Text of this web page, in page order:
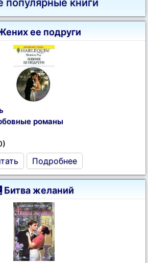
популярные книги
ее подруги
романы
Подробнее
Битва желаний